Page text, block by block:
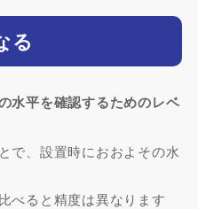
る
水平を確認するためのレベ
で、設置時におおよその水
べると精度は異なります